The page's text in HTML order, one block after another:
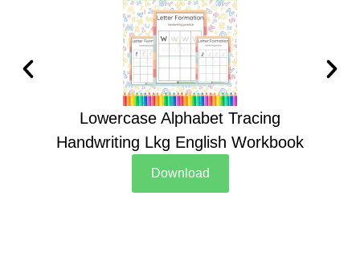
Lowercase Alphabet Tracing
Handwriting Lkg English Workbook
Download